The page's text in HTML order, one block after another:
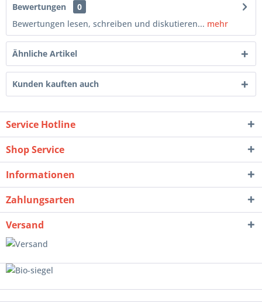
Bewertungen
0
Bewertungen lesen, schreiben und diskutieren... mehr
Ähnliche Artikel
Kunden kauften auch
Service Hotline
Shop Service
Informationen
Zahlungsarten
Versand